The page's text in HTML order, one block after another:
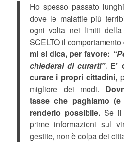
Ho spesso passato
dove le malattie più
ogni volta nei limiti della
SCELTO il comportamento
mi si dica, per favore:
chiederai di curarti”. E’
curare i propri cittadini,
migliore dei modi.
tasse che paghiamo
renderlo possibile.Se il
prime informazioni sul
gestite, non è colpa dei